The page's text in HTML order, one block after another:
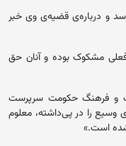
و درباره‌ی قضیه‌ی وی خبر
مشکوک بوده و آنان حق
و فرهنگ حکومت سرپرست
وسیع را در پی‌داشته، معلوم
است.»